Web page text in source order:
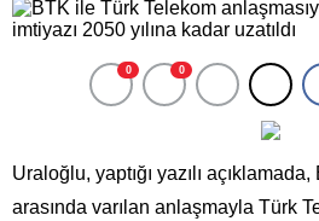
0 0
Uraloğlu, yaptığı yazılı
arasında varılan anlaşmayla Türk